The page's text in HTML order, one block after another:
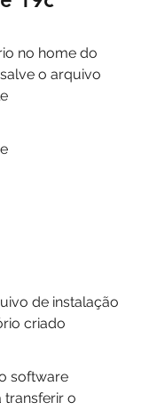
no home do
o arquivo
de instalação
criado
software
transferir o